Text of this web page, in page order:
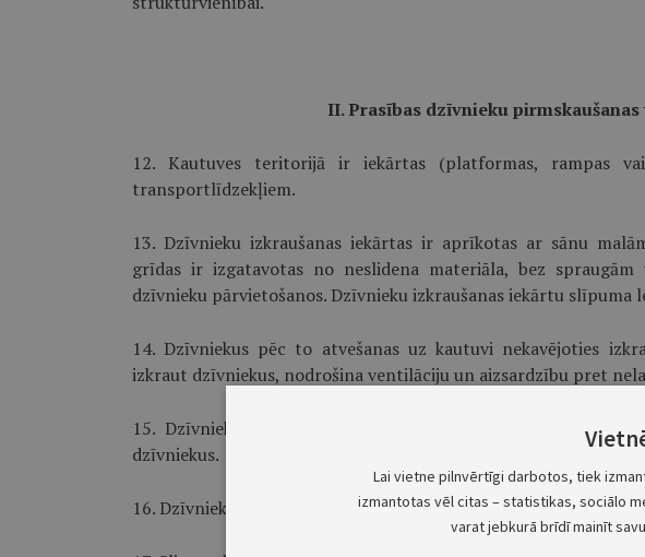
II. Prasības dzīvnieku pirmskaušanas
12. Kautuves teritorijā ir iekārtas (platformas, rampas
transportlīdzekļiem.
13. Dzīvnieku izkraušanas iekārtas ir aprīkotas ar sānu
grīdas ir izgatavotas no neslidena materiāla, bez
dzīvnieku pārvietošanos. Dzīvnieku izkraušanas iekārtu slīpuma
14. Dzīvniekus pēc to atvešanas uz kautuvi nekavējoties
izkraut dzīvniekus, nodrošina ventilāciju un aizsardzību pret
15. Dzīvniekus tur šķirti pēc vecuma, sugas, dzimuma un
dzīvniekus.
16. Dzīvnieku veselības stāvokli un to turēšanas apstākļus
Lai vietne pilnvērtīgi darbotos, tiek
izmantotas vēl citas – statistikas, sociālo
varat jebkurā brīdī mainīt